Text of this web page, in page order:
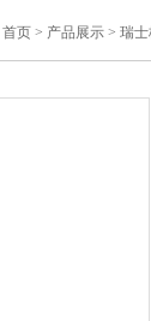
首页 > 产品展示 > 瑞